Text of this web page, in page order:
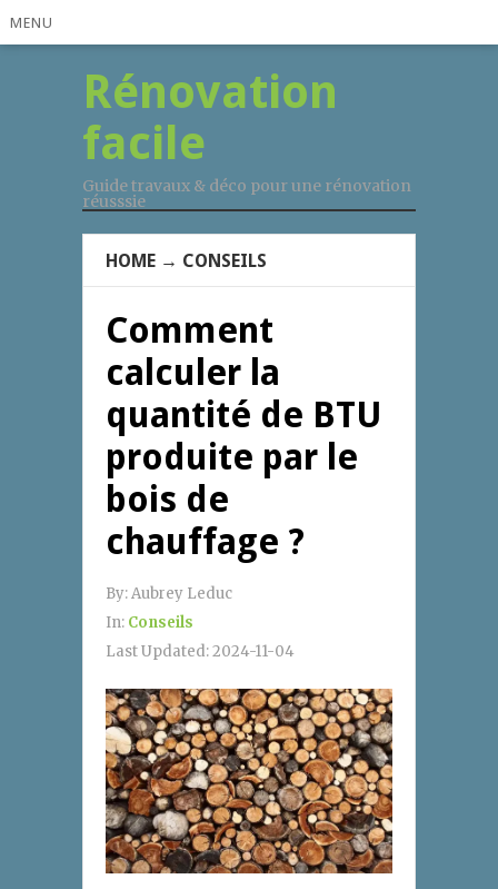
MENU
Rénovation
facile
Guide travaux & déco pour une rénovation
réusssie
HOME → CONSEILS
Comment
calculer la
quantité de BTU
produite par le
bois de
chauffage ?
By:Aubrey Leduc
In: Conseils
Last Updated:2024-11-04